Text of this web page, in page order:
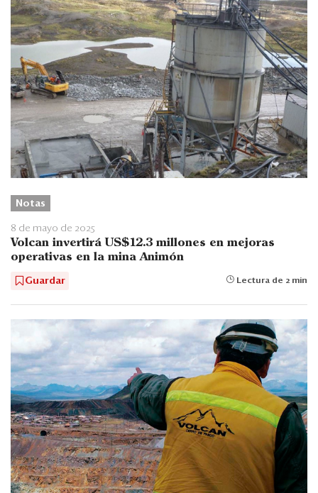
Notas
8 de mayo de 2025
Volcan invertirá US$12.3 millones en mejoras
operativas en la mina Animón
Guardar Lectura de 2 min